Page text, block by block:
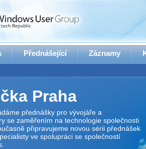
Přednášející Záznamy
Praha
přednášky pro vývojáře a
se zaměřením na technologie společnosti
připravujeme novou sérii přednášek
ve spolupráci se společností